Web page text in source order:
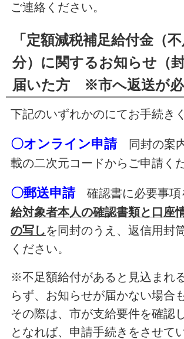
ご連絡ください。
「定額減税補足給付金（
分）に関するお知らせ（
届いた方 ※市へ返送が
下記のいずれかのにてお手続き
〇オンライン申請同封の案
載の二次元コードからご申請く
〇郵送申請確認書に必要事項
給対象者本人の確認書類と口座
の写しを同封のうえ、返信用封
ください。
※不足額給付があると見込まれ
らず、お知らせが届かない場合
その際は、市が支給要件を確認
となれば、申請手続きをさせて